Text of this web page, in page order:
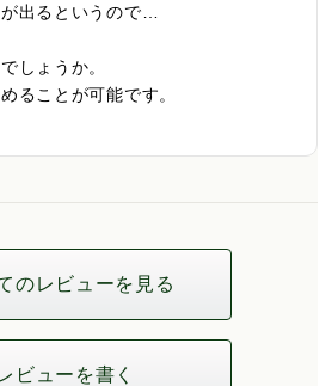
出るというので…
しょうか。
ることが可能です。
のレビューを見る
ビューを書く